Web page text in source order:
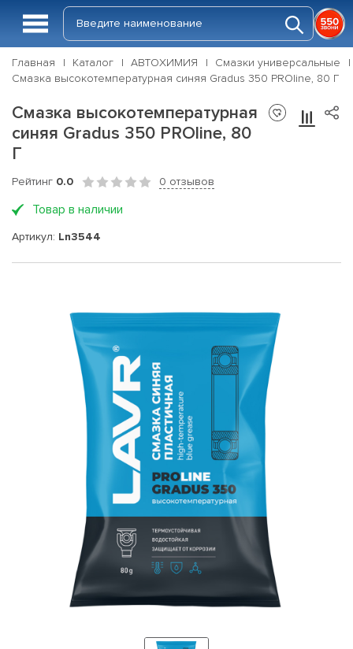
Главная Каталог АВТОХИМИЯ
Смазки универсальные
Смазка высокотемпературная синяя Gradus 350 PROline, 80 Г
Смазка высокотемпературная
синяя Gradus 350 PROline, 80
Г
Рейтинг 0.0 0 отзывов
Товар в наличии
Артикул: Ln3544